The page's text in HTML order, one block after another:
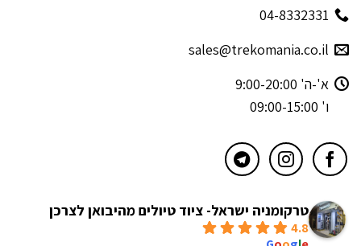
04-8332331
sales@trekomania.co.il
א'-ה' 9:00-20:00
ו' 09:00-15:00
טרקומניה ישראל- ציוד טיולים מהיבואן לצרכן
4.8